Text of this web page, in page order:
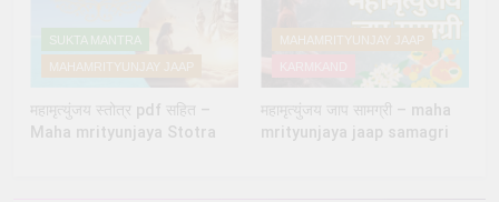
SUKTA MANTRA
MAHAMRITYUNJAY JAAP
महामृत्युंजय स्तोत्र pdf सहित –
Maha mrityunjaya Stotra
MAHAMRITYUNJAY JAAP
महामृत्युंजय जाप सामग्री – maha
mrityunjaya jaap samagri